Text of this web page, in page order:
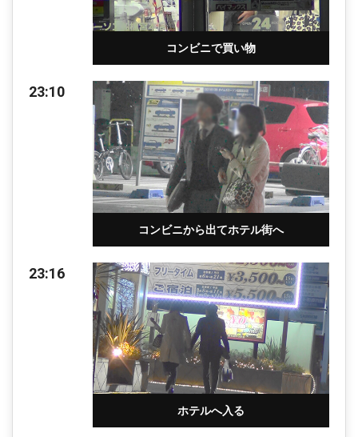
コンビニで買い物
23:10
コンビニから出てホテル街へ
23:16
ホテルへ入る